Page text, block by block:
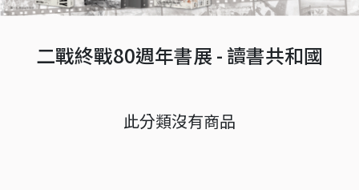
二戰終戰80週年書展 - 讀書共和國
此分類沒有商品